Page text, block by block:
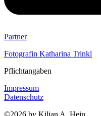
Partner
Fotografin Katharina Trinkl
Pflichtangaben
Impressum
Datenschutz